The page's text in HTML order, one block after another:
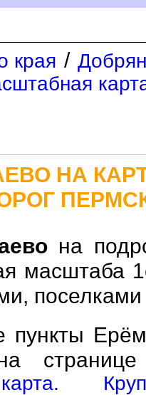
края /
НА
на
масштаба
пункты